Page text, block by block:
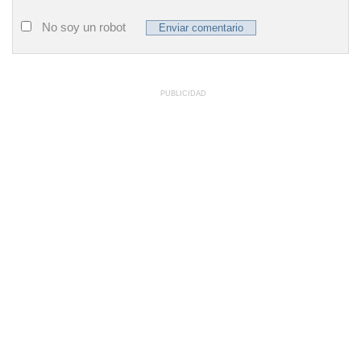
No soy un robot
PUBLICIDAD